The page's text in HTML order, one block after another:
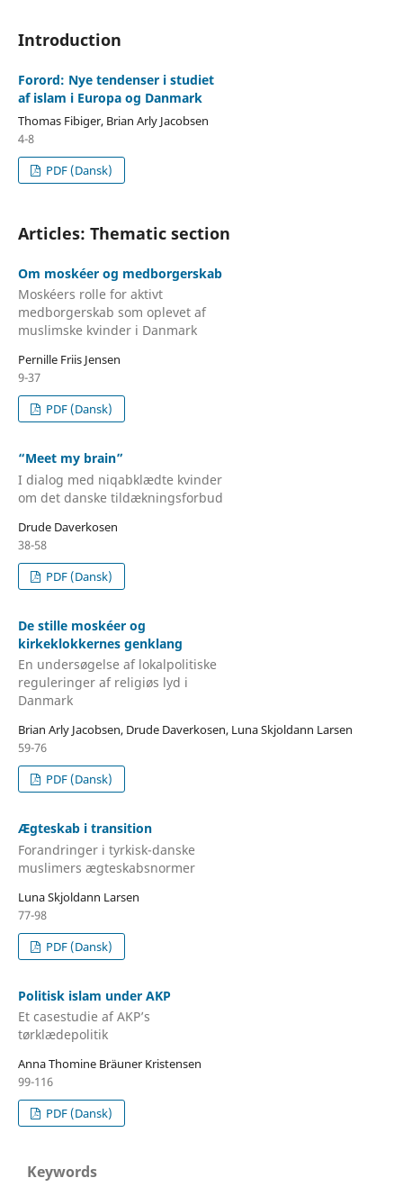
Introduction
Forord: Nye tendenser i studiet
af islam i Europa og Danmark
Thomas Fibiger, Brian Arly Jacobsen
4-8
PDF (Dansk)
Articles: Thematic section
Om moskéer og medborgerskab
Moskéers rolle for aktivt
medborgerskab som oplevet af
muslimske kvinder i Danmark
Pernille Friis Jensen
9-37
PDF (Dansk)
“Meet my brain”
I dialog med niqabklædte kvinder
om det danske tildækningsforbud
Drude Daverkosen
38-58
PDF (Dansk)
De stille moskéer og
kirkeklokkernes genklang
En undersøgelse af lokalpolitiske
reguleringer af religiøs lyd i
Danmark
Brian Arly Jacobsen, Drude Daverkosen, Luna Skjoldann Larsen
59-76
PDF (Dansk)
Ægteskab i transition
Forandringer i tyrkisk-danske
muslimers ægteskabsnormer
Luna Skjoldann Larsen
77-98
PDF (Dansk)
Politisk islam under AKP
Et casestudie af AKP’s
tørklædepolitik
Anna Thomine Bräuner Kristensen
99-116
PDF (Dansk)
Keywords